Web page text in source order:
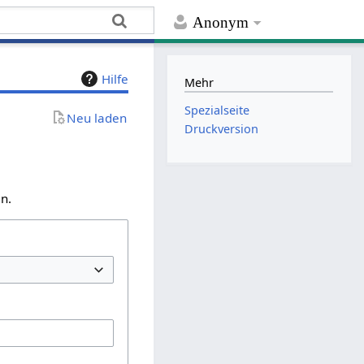
Anonym
Hilfe
Neu laden
Mehr
Spezialseite
Druckversion